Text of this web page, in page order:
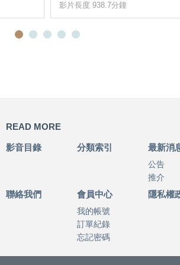
影片長度 938.7分鐘
READ MORE
影音目錄 分類索引 最新消
公告
推介
聯絡我們 會員中心
我的帳號
訂單紀錄
忘記密碼
隱私權